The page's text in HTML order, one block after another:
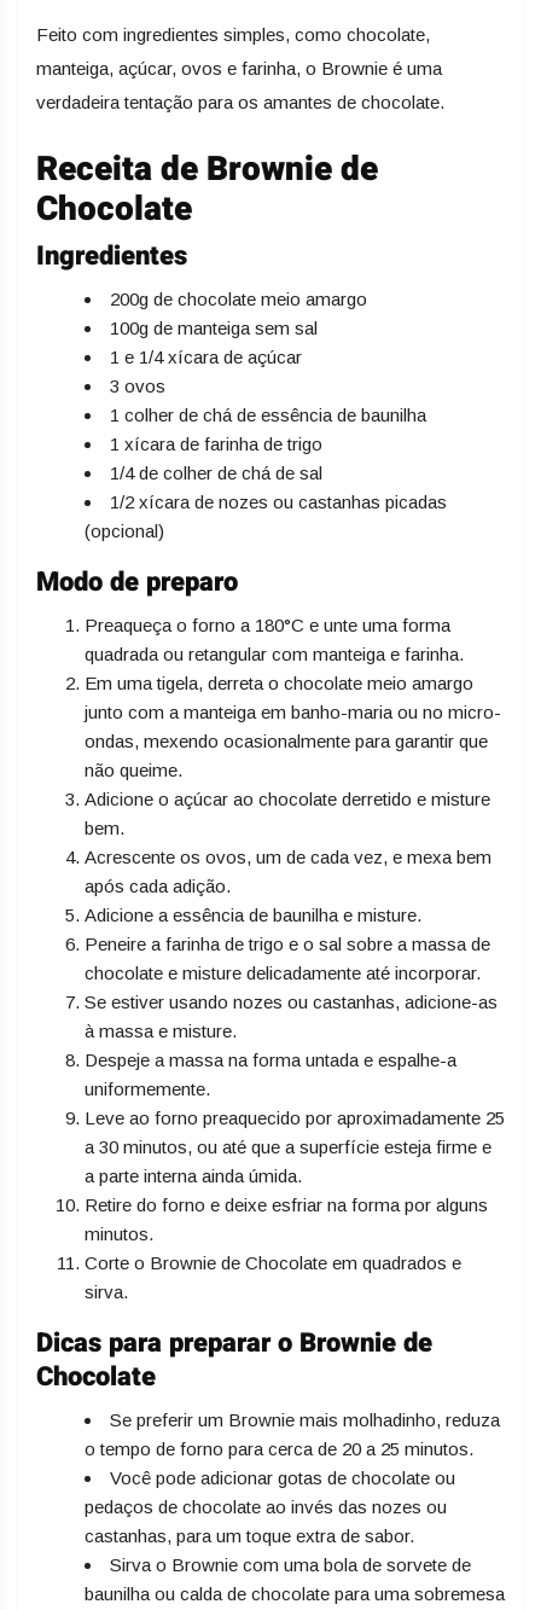
Feito com ingredientes simples, como chocolate,
manteiga, açúcar, ovos e farinha, o Brownie é uma
verdadeira tentação para os amantes de chocolate.
Receita de Brownie de
Chocolate
Ingredientes
200g de chocolate meio amargo
100g de manteiga sem sal
1 e 1/4 xícara de açúcar
3 ovos
1 colher de chá de essência de baunilha
1 xícara de farinha de trigo
1/4 de colher de chá de sal
1/2 xícara de nozes ou castanhas picadas
(opcional)
Modo de preparo
Preaqueça o forno a 180°C e unte uma forma
quadrada ou retangular com manteiga e farinha.
Em uma tigela, derreta o chocolate meio amargo
junto com a manteiga em banho-maria ou no micro-
ondas, mexendo ocasionalmente para garantir que
não queime.
Adicione o açúcar ao chocolate derretido e misture
bem.
Acrescente os ovos, um de cada vez, e mexa bem
após cada adição.
Adicione a essência de baunilha e misture.
Peneire a farinha de trigo e o sal sobre a massa de
chocolate e misture delicadamente até incorporar.
Se estiver usando nozes ou castanhas, adicione-as
à massa e misture.
Despeje a massa na forma untada e espalhe-a
uniformemente.
Leve ao forno preaquecido por aproximadamente 25
a 30 minutos, ou até que a superfície esteja firme e
a parte interna ainda úmida.
Retire do forno e deixe esfriar na forma por alguns
minutos.
Corte o Brownie de Chocolate em quadrados e
sirva.
Dicas para preparar o Brownie de
Chocolate
Se preferir um Brownie mais molhadinho, reduza
o tempo de forno para cerca de 20 a 25 minutos.
Você pode adicionar gotas de chocolate ou
pedaços de chocolate ao invés das nozes ou
castanhas, para um toque extra de sabor.
Sirva o Brownie com uma bola de sorvete de
baunilha ou calda de chocolate para uma sobremesa